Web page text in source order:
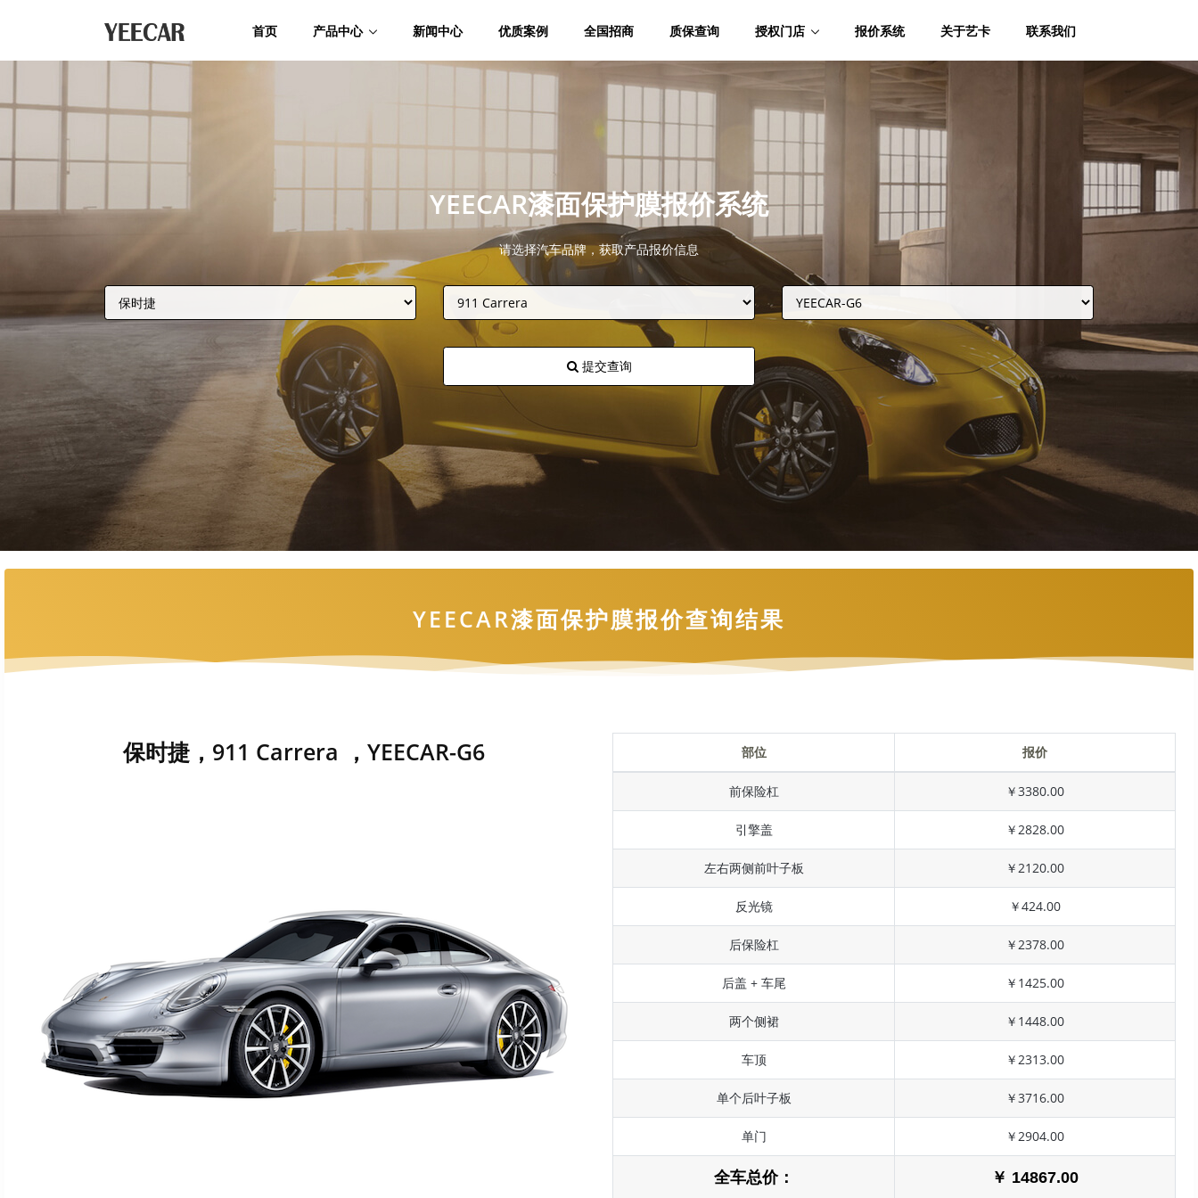
首页 产品中心 新闻中心 优质案例 全国招商 质保查询 授权门店 报价系统 关于艺卡 联系我们
YEECAR漆面保护膜报价系统
请选择汽车品牌，获取产品报价信息
提交查询
YEECAR漆面保护膜报价查询结果
保时捷，911 Carrera ，YEECAR-G6 部位 报价
前保险杠 ￥3380.00
引擎盖 ￥2828.00
左右两侧前叶子板 ￥2120.00
反光镜 ￥424.00
后保险杠 ￥2378.00
后盖 + 车尾 ￥1425.00
两个侧裙 ￥1448.00
车顶 ￥2313.00
单个后叶子板 ￥3716.00
单门 ￥2904.00
全车总价： ￥ 14867.00